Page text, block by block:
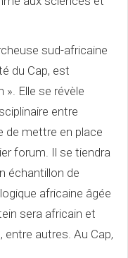
sud-africaine
du Cap, est
Elle se révèle
entre
de mettre en place
forum. Il se tiendra
échantillon de
africaine âgée
sera africain et
entre autres. Au Cap,